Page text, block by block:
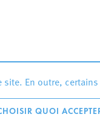
En outre,
QUOI